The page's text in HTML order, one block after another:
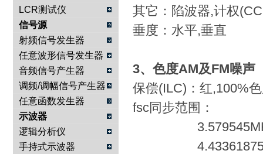
LCR测试仪
信号源
射频信号发生器
任意波形信号发生器
音频信号产生器
调频/调幅信号产生器
任意函数发生器
示波器
逻辑分析仪
手持式示波器
其它：陷波器,计权
垂度：水平,垂直
3、色度AM及FM噪声
保偿(ILC)：红,100%
fsc同步范围：